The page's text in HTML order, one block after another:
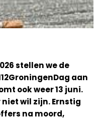
stellen we de
aan
ook weer 13 juni.
wil zijn. Ernstig
na moord,